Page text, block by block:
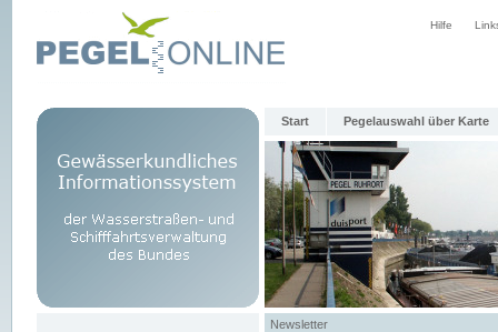
Hilfe
Start Pegelauswahl über Karte
Newsletter